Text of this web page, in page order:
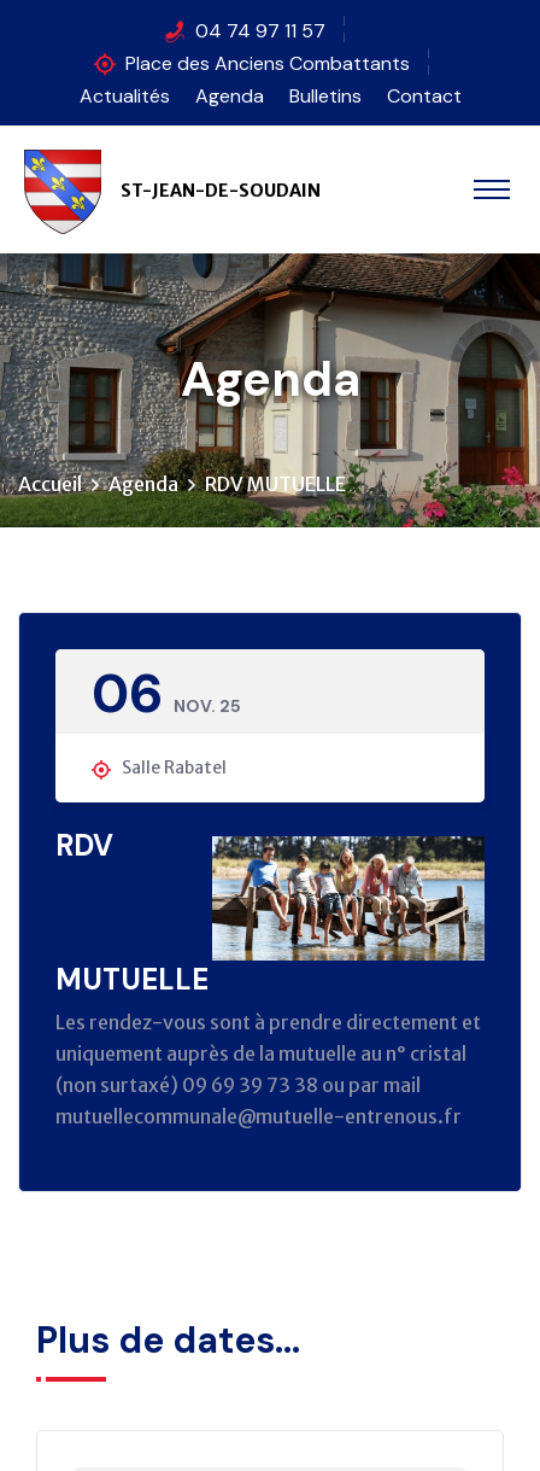
04 74 97 11 57
Place des Anciens Combattants
Actualités
Agenda Bulletins Contact
ST-JEAN-DE-SOUDAIN
Agenda
Accueil Agenda RDV MUTUELLE
06 NOV. 25
Salle Rabatel
RDV
MUTUELLE
Les rendez-vous sont à prendre directement et
uniquement auprès de la mutuelle au n° cristal
(non surtaxé) 09 69 39 73 38 ou par mail
mutuellecommunale@mutuelle-entrenous.fr
Plus de dates...